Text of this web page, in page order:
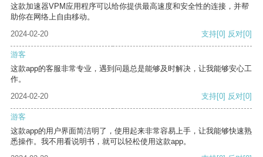
这款加速器VPM应用程序可以给你提供最高速度和安全性的连接，并帮
助你在网络上自由移动。
2024-02-20
支持[0] 反对[0]
游客
这款app的客服非常专业，遇到问题总是能够及时解决，让我能够安心工
作。
2024-02-20
支持[0] 反对[0]
游客
这款app的用户界面简洁明了，使用起来非常容易上手，让我能够快速熟
悉操作。我不用看说明书，就可以轻松使用这款app。